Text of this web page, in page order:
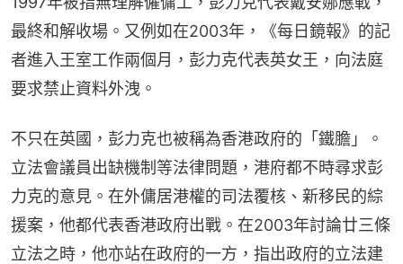
最終和解收場。又例如在2003年，《每日鏡報》的記
者進入王室工作兩個月，彭力克代表英女王，向法庭
要求禁止資料外洩。
不只在英國，彭力克也被稱為香港政府的「鐵膽」。
立法會議員出缺機制等法律問題，港府都不時尋求彭
力克的意見。在外傭居港權的司法覆核、新移民的綜
援案，他都代表香港政府出戰。在2003年討論廿三條
立法之時，他亦站在政府的一方，指出政府的立法建